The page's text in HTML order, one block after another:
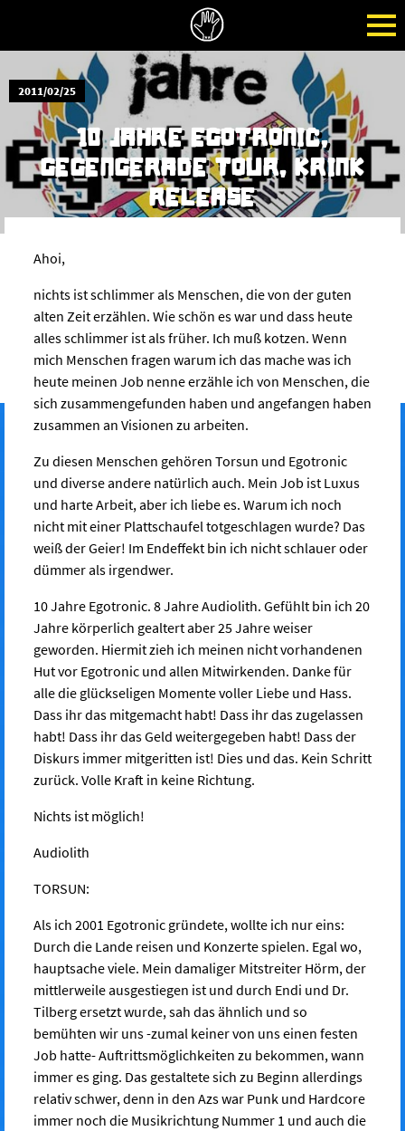
2011/02/25
10 JAHRE EGOTRONIC,
GEGENGERADE TOUR, KRINK
RELEASE
Ahoi,
nichts ist schlimmer als Menschen, die von der guten
alten Zeit erzählen. Wie schön es war und dass heute
alles schlimmer ist als früher. Ich muß kotzen. Wenn
mich Menschen fragen warum ich das mache was ich
heute meinen Job nenne erzähle ich von Menschen, die
sich zusammengefunden haben und angefangen haben
zusammen an Visionen zu arbeiten.
Zu diesen Menschen gehören Torsun und Egotronic
und diverse andere natürlich auch. Mein Job ist Luxus
und harte Arbeit, aber ich liebe es. Warum ich noch
nicht mit einer Plattschaufel totgeschlagen wurde? Das
weiß der Geier! Im Endeffekt bin ich nicht schlauer oder
dümmer als irgendwer.
10 Jahre Egotronic. 8 Jahre Audiolith. Gefühlt bin ich 20
Jahre körperlich gealtert aber 25 Jahre weiser
geworden. Hiermit zieh ich meinen nicht vorhandenen
Hut vor Egotronic und allen Mitwirkenden. Danke für
alle die glückseligen Momente voller Liebe und Hass.
Dass ihr das mitgemacht habt! Dass ihr das zugelassen
habt! Dass ihr das Geld weitergegeben habt! Dass der
Diskurs immer mitgeritten ist! Dies und das. Kein Schritt
zurück. Volle Kraft in keine Richtung.
Nichts ist möglich!
Audiolith
TORSUN:
Als ich 2001 Egotronic gründete, wollte ich nur eins:
Durch die Lande reisen und Konzerte spielen. Egal wo,
hauptsache viele. Mein damaliger Mitstreiter Hörm, der
mittlerweile ausgestiegen ist und durch Endi und Dr.
Tilberg ersetzt wurde, sah das ähnlich und so
bemühten wir uns -zumal keiner von uns einen festen
Job hatte- Auftrittsmöglichkeiten zu bekommen, wann
immer es ging. Das gestaltete sich zu Beginn allerdings
relativ schwer, denn in den Azs war Punk und Hardcore
immer noch die Musikrichtung Nummer 1 und auch die